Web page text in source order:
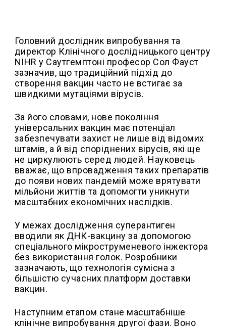
Головний дослідник випробування та
директор Клінічного дослідницького центру
NIHR у Саутгемптоні професор Сол Фауст
зазначив, що традиційний підхід до
створення вакцин часто не встигає за
швидкими мутаціями вірусів.
За його словами, нове покоління
універсальних вакцин має потенціал
забезпечувати захист не лише від відомих
штамів, а й від споріднених вірусів, які ще
не циркулюють серед людей. Науковець
вважає, що впровадження таких препаратів
до появи нових пандемій може врятувати
мільйони життів та допомогти уникнути
масштабних економічних наслідків.
У межах дослідження суперантиген
вводили як ДНК-вакцину за допомогою
спеціального мікроструменевого інжектора
без використання голок. Розробники
зазначають, що технологія сумісна з
більшістю сучасних платформ доставки
вакцин.
Наступним етапом стане масштабніше
клінічне випробування другої фази. Воно